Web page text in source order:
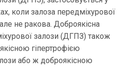
коли залоза передміхурової
не ракова. Доброякісна
залози (ДГПЗ) також
гіпертрофією
або ж доброякісною